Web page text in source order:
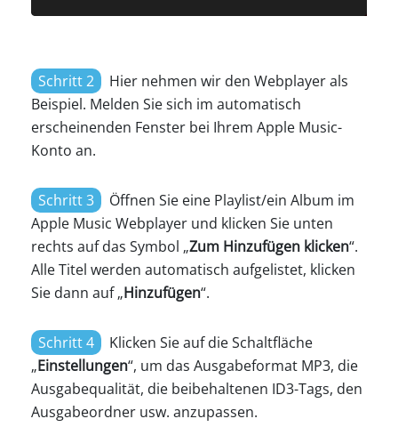
Schritt 2
Hier nehmen wir den Webplayer als
Beispiel. Melden Sie sich im automatisch
erscheinenden Fenster bei Ihrem Apple Music-
Konto an.
Schritt 3
Öffnen Sie eine Playlist/ein Album im
Apple Music Webplayer und klicken Sie unten
rechts auf das Symbol „Zum Hinzufügen klicken“.
Alle Titel werden automatisch aufgelistet, klicken
Sie dann auf „Hinzufügen“.
Schritt 4
Klicken Sie auf die Schaltfläche
„Einstellungen“, um das Ausgabeformat MP3, die
Ausgabequalität, die beibehaltenen ID3-Tags, den
Ausgabeordner usw. anzupassen.